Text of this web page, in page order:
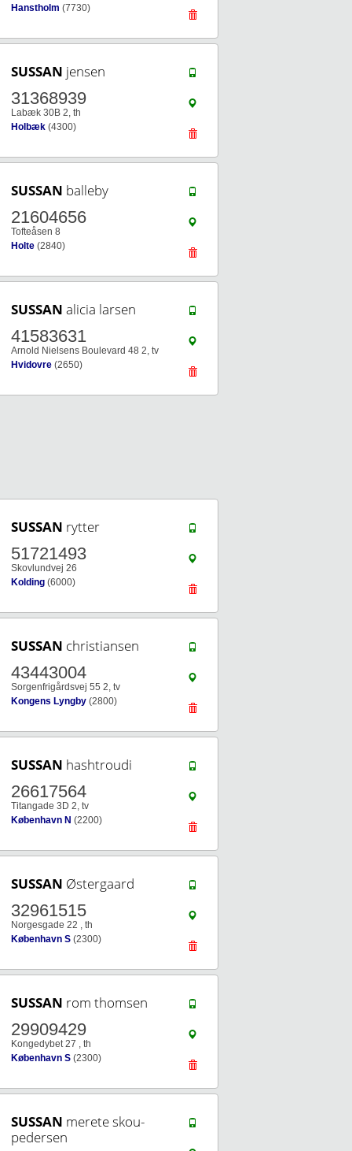
Hanstholm (7730)
SUSSAN jensen
31368939
Labæk 30B 2, th
Holbæk (4300)
SUSSAN balleby
21604656
Tofteåsen 8
Holte (2840)
SUSSAN alicia larsen
41583631
Arnold Nielsens Boulevard 48 2, tv
Hvidovre (2650)
SUSSAN rytter
51721493
Skovlundvej 26
Kolding (6000)
SUSSAN christiansen
43443004
Sorgenfrigårdsvej 55 2, tv
Kongens Lyngby (2800)
SUSSAN hashtroudi
26617564
Titangade 3D 2, tv
København N (2200)
SUSSAN Østergaard
32961515
Norgesgade 22 , th
København S (2300)
SUSSAN rom thomsen
29909429
Kongedybet 27 , th
København S (2300)
SUSSAN merete skou-
pedersen